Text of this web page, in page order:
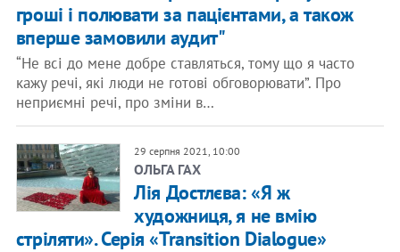
гроші і полювати за пацієнтами, а також
вперше замовили аудит"
“Не всі до мене добре ставляться, тому що я часто
кажу речі, які люди не готові обговорювати”. Про
неприємні речі, про зміни в…
29 серпня 2021, 10:00
ОЛЬГА ГАХ
Лія Достлєва: «Я ж
художниця, я не вмію
стріляти». Серія «Transition Dialogue»